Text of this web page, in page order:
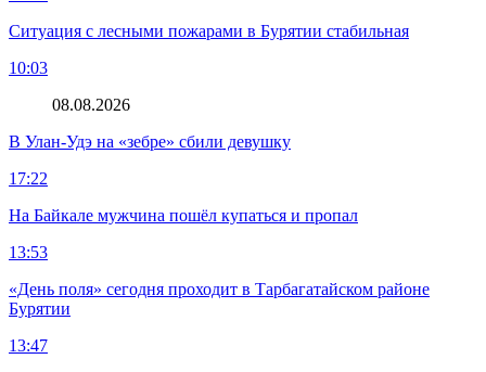
Ситуация с лесными пожарами в Бурятии стабильная
10:03
08.08.2026
В Улан-Удэ на «зебре» сбили девушку
17:22
На Байкале мужчина пошёл купаться и пропал
13:53
«День поля» сегодня проходит в Тарбагатайском районе
Бурятии
13:47